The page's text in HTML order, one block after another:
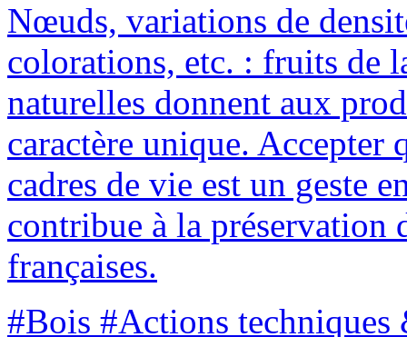
Nœuds, variations de
colorations, etc. : fruits de
naturelles donnent aux
caractère unique. Accepter
cadres de vie est un geste
contribue à la préservation
françaises.
#Bois #Actions techniques